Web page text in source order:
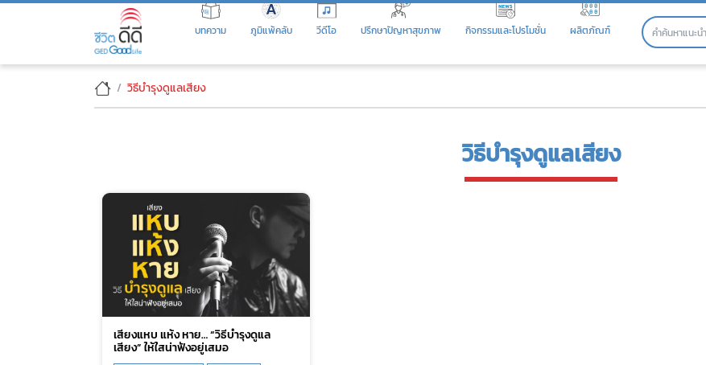
Skip
บทความ ภูมิแพ้คลับ วีดีโอ ปรึกษาปัญหาสุขภาพ กิจกรรมและโปรโมชั่น ผลิตภัณฑ์
วิธีบำรุงดูแลเสียง
วิธีบำรุงดูแลเสียง
เสียงแหบ แห้ง หาย… “วิธีบำรุงดูแล
เสียง” ให้ใสน่าฟังอยู่เสมอ